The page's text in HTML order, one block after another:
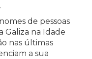
de pessoas
Galiza na Idade
nas últimas
a sua